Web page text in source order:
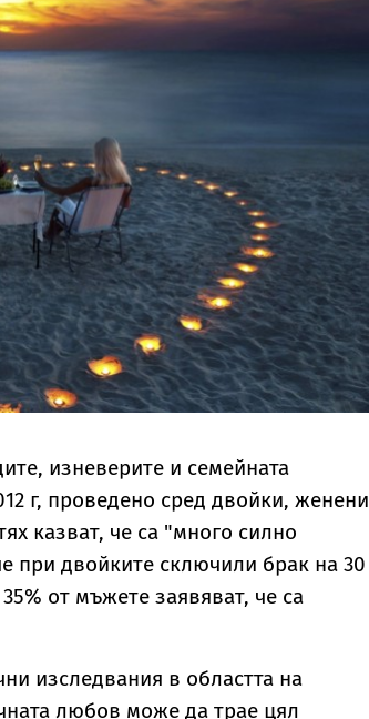
изневерите и семейната
г, проведено сред двойки, женени
казват, че са "много силно
при двойките сключили брак на 30
от мъжете заявяват, че са
изследвания в областта на
любов може да трае цял